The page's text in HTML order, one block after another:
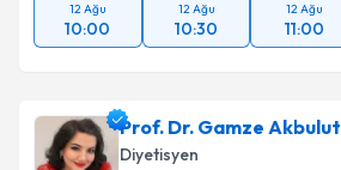
12 Ağu
10:00
12 Ağu
10:30
12 Ağu
11:00
Prof. Dr. Gamze Akbulut
Diyetisyen